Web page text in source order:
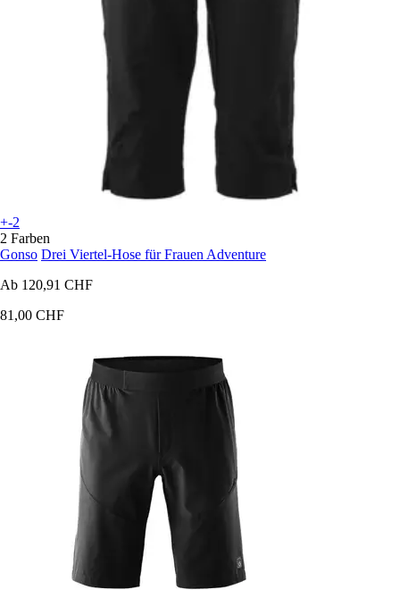
+-2
2 Farben
Gonso Drei Viertel-Hose für Frauen Adventure
Ab 120,91 CHF
81,00 CHF